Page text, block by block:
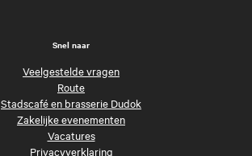
Snel naar
Veelgestelde vragen
Route
Stadscafé en brasserie Dudok
Zakelijke evenementen
Vacatures
Privacyverklaring